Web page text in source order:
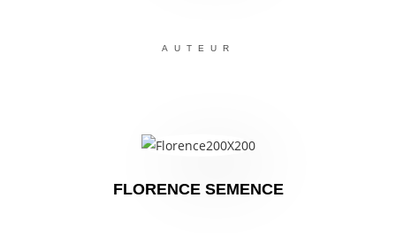
AUTEUR
FLORENCE SEMENCE